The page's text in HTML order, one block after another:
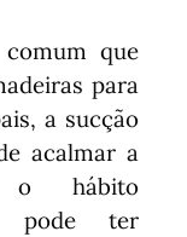
que
para
a sucção
acalmar a
o hábito
pode ter